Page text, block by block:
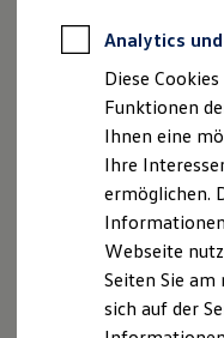
Finanzierung
Für
Für
Leasing
Für
Für
Garantien
Kfz-
Besitzer & Service
Amtsgerichts
100484
Bei der Aktion für
(nachfolgend
können die
Aktion teilnehmen.
Teilnehmer durch
Adresse einen
Analytics
Diese
Funktionen
Ihnen eine
Ihre
ermöglichen.
Webseite
Seiten Sie am
sich auf der